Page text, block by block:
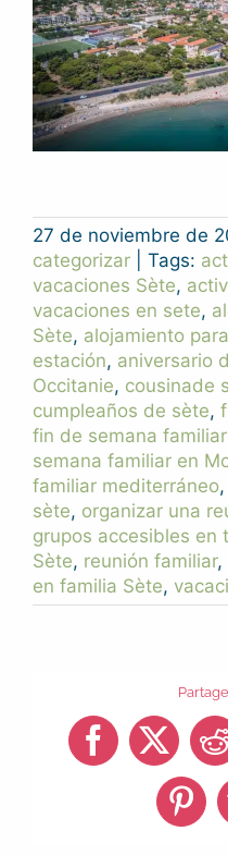
27 de noviembre de
categorizar
Tags:
vacaciones Sète,
vacaciones en sete,
Sète, alojamiento
estación, aniversario
Occitanie, cousinade
cumpleaños de sète,
fin de semana
semana familiar en
familiar mediterráneo,
sète, organizar una
grupos accesibles en
Sète, reunión familiar,
en familia Sète,
Facebook
X